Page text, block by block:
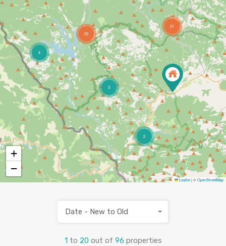
21
4
3
2
55
+
−
Leaflet|©OpenStreetMap
1 to 20 out of 96 properties
Date - New to Old